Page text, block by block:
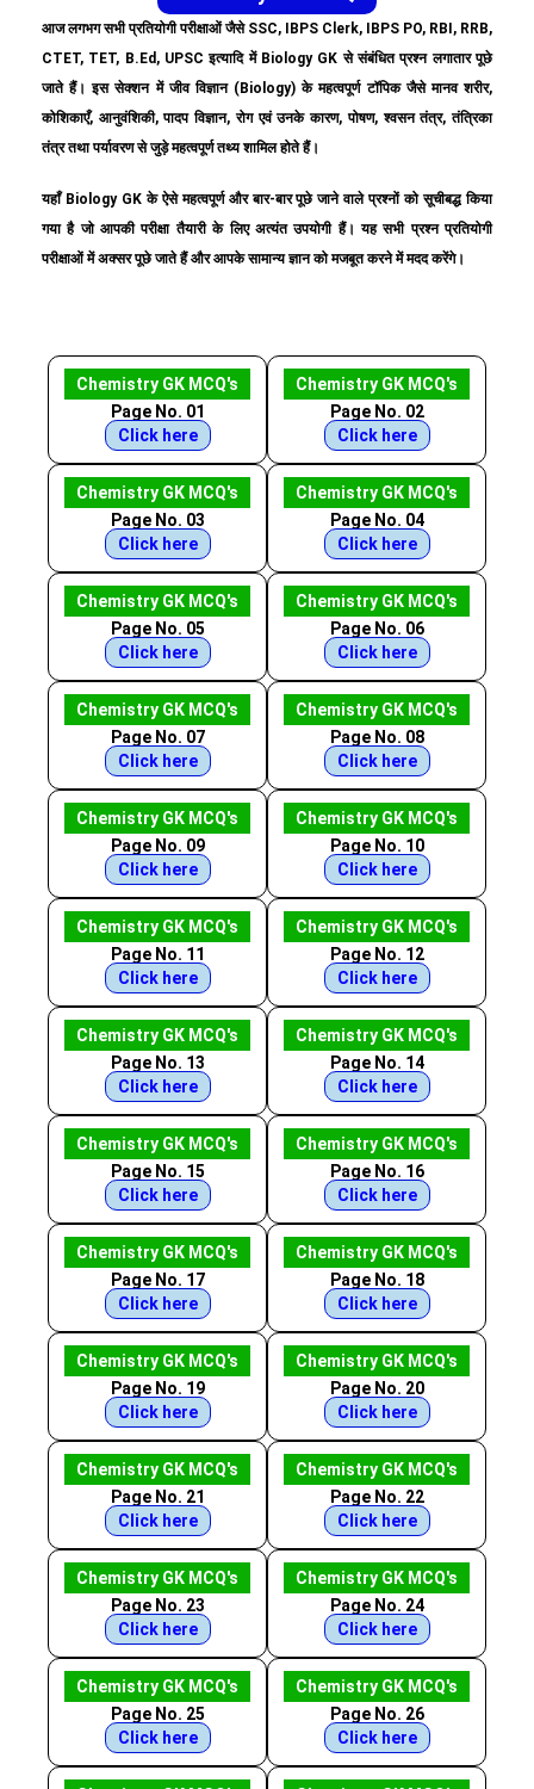
आज लगभग सभी प्रतियोगी परीक्षाओं जैसे SSC, IBPS Clerk, IBPS PO, RBI, RRB,
CTET, TET, B.Ed, UPSC इत्यादि में Biology GK से संबंधित प्रश्न लगातार पूछे
जाते हैं। इस सेक्शन में जीव विज्ञान (Biology) के महत्वपूर्ण टॉपिक जैसे मानव शरीर,
कोशिकाएँ, आनुवंशिकी, पादप विज्ञान, रोग एवं उनके कारण, पोषण, श्वसन तंत्र, तंत्रिका
तंत्र तथा पर्यावरण से जुड़े महत्वपूर्ण तथ्य शामिल होते हैं।
यहाँ Biology GK के ऐसे महत्वपूर्ण और बार-बार पूछे जाने वाले प्रश्नों को सूचीबद्ध किया
गया है जो आपकी परीक्षा तैयारी के लिए अत्यंत उपयोगी हैं। यह सभी प्रश्न प्रतियोगी
परीक्षाओं में अक्सर पूछे जाते हैं और आपके सामान्य ज्ञान को मजबूत करने में मदद करेंगे।
Chemistry GK MCQ's
Page No. 01
Click here
Chemistry GK MCQ's
Page No. 02
Click here
Chemistry GK MCQ's
Page No. 03
Click here
Chemistry GK MCQ's
Page No. 04
Click here
Chemistry GK MCQ's
Page No. 05
Click here
Chemistry GK MCQ's
Page No. 06
Click here
Chemistry GK MCQ's
Page No. 07
Click here
Chemistry GK MCQ's
Page No. 08
Click here
Chemistry GK MCQ's
Page No. 09
Click here
Chemistry GK MCQ's
Page No. 10
Click here
Chemistry GK MCQ's
Page No. 11
Click here
Chemistry GK MCQ's
Page No. 12
Click here
Chemistry GK MCQ's
Page No. 13
Click here
Chemistry GK MCQ's
Page No. 14
Click here
Chemistry GK MCQ's
Page No. 15
Click here
Chemistry GK MCQ's
Page No. 16
Click here
Chemistry GK MCQ's
Page No. 17
Click here
Chemistry GK MCQ's
Page No. 18
Click here
Chemistry GK MCQ's
Page No. 19
Click here
Chemistry GK MCQ's
Page No. 20
Click here
Chemistry GK MCQ's
Page No. 21
Click here
Chemistry GK MCQ's
Page No. 22
Click here
Chemistry GK MCQ's
Page No. 23
Click here
Chemistry GK MCQ's
Page No. 24
Click here
Chemistry GK MCQ's
Page No. 25
Click here
Chemistry GK MCQ's
Page No. 26
Click here